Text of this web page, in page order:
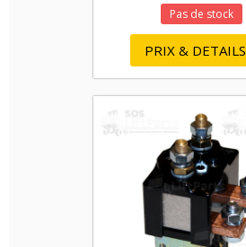
Pas de stock
PRIX & DETAILS